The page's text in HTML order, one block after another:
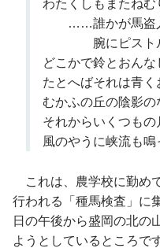
わたくしもまたねむ
……誰かが馬盗人
腕にピストル
どこかで鈴とおん
たとへばそれは青
むかふの丘の陰影
それからいくつも
風のやうに峡流も鳴
これは、農学校に勤め
行われる「種馬検査」に
日の午後から盛岡の北の
ようとしているところで